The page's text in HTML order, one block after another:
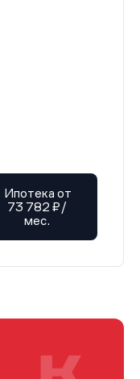
Ипотека от
73 782 ₽/
мес.